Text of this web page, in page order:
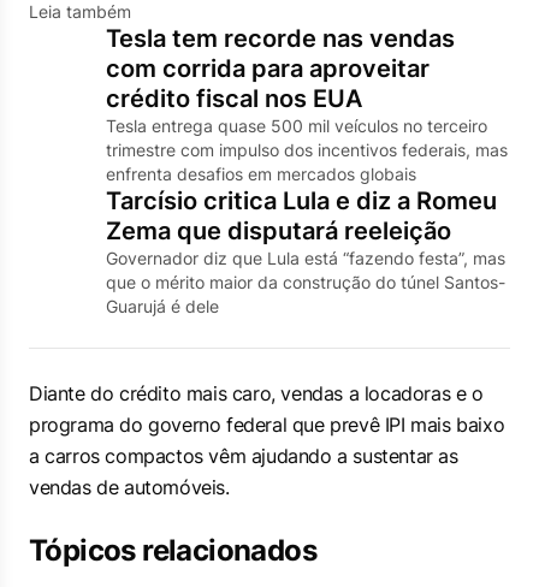
Leia também
Tesla tem recorde nas vendas
com corrida para aproveitar
crédito fiscal nos EUA
Tesla entrega quase 500 mil veículos no terceiro
trimestre com impulso dos incentivos federais, mas
enfrenta desafios em mercados globais
Tarcísio critica Lula e diz a Romeu
Zema que disputará reeleição
Governador diz que Lula está “fazendo festa”, mas
que o mérito maior da construção do túnel Santos-
Guarujá é dele
Diante do crédito mais caro, vendas a locadoras e o
programa do governo federal que prevê IPI mais baixo
a carros compactos vêm ajudando a sustentar as
vendas de automóveis.
Tópicos relacionados